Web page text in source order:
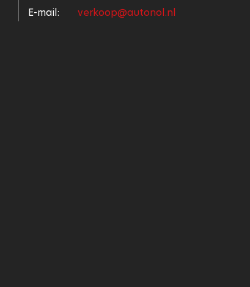
E-mail:
verkoop@autonol.nl